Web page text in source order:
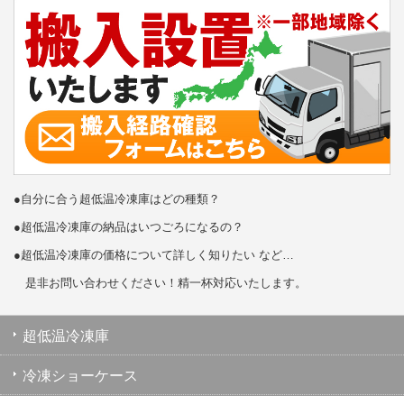
●自分に合う超低温冷凍庫はどの種類？
●超低温冷凍庫の納品はいつごろになるの？
●超低温冷凍庫の価格について詳しく知りたい など…
是非お問い合わせください！精一杯対応いたします。
超低温冷凍庫
冷凍ショーケース